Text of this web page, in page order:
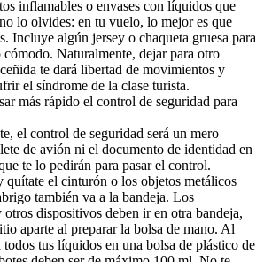
inflamables o envases con líquidos que
lo olvides: en tu vuelo, lo mejor es que
Incluye algún jersey o chaqueta gruesa para
Naturalmente, dejar para otro
te dará libertad de movimientos y
el síndrome de la clase turista.
más rápido el control de seguridad para
el control de seguridad será un mero
de avión ni el documento de identidad en
te lo pedirán para pasar el control.
el cinturón o los objetos metálicos
también va a la bandeja. Los
otros dispositivos deben ir en otra bandeja,
aparte al preparar la bolsa de mano. Al
tus líquidos en una bolsa de plástico de